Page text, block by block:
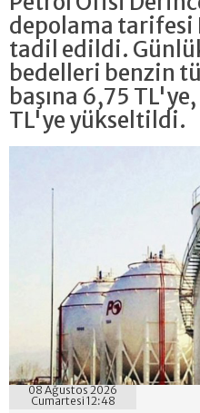
depolama tarifesi
tadil edildi.
bedelleri benzin
başına 6,75
TL'ye yükseltildi.
08 Ağustos 2026
Cumartesi 12:48